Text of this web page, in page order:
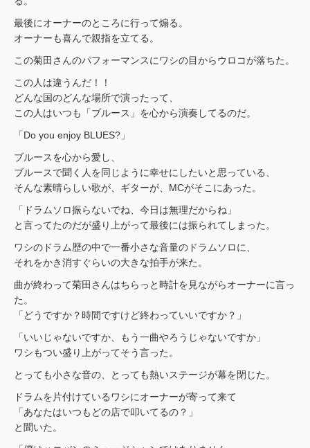
最後にオーナーのところに行って煽る。
オーナーも喜んで親指を立てる。
この菊田さんのパフォーマンスにワシの目からウロコが落ちた。
この人は違うんだ！！
どんな国のどんな場所で演ったって、
この人はいつも「ブルース」を心から演奏してるのだ。
「Do you enjoy BLUES?」
ブルースを心から愛し、
ブルースで聞く人を同じように幸せにしたいと思っている、
そんな素晴らしい歌が、ギターが、MCがそこにあった。
「ドラムソロ振らないでね、今日は無理だからね」
と言ってたのだが盛り上がって最後には振られてしまった。
ワシのドラム歴の中で一番小さな音量のドラムソロに、
それをかき消すぐらいの大きな拍手が来た。
曲が終わって菊田さんはちらっと時計を見ながらオーナーに言っ
た。
「どうですか？時間ですけど終わっていいですか？」
「いいじゃないですか、もう一曲やろうじゃないですか」
ワシもつい盛り上がってそう言った。
とっても小さな音の、とっても熱いステージが幕を閉じた。
ドラムを片付けているワシにオーナーが寄って来て
「あなたはいつもどの店で叩いてるの？」
と聞いた。